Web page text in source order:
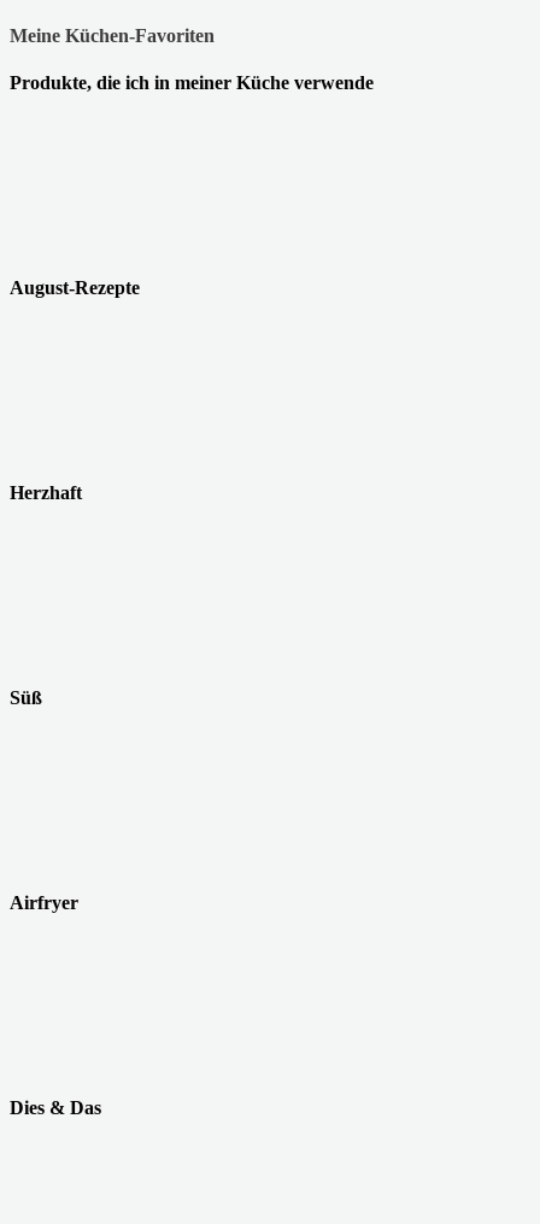
Meine Küchen-Favoriten
Produkte, die ich in meiner Küche verwende
August-Rezepte
Herzhaft
Süß
Airfryer
Dies & Das